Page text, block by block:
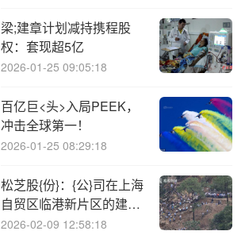
梁;建章计划减持携程股
权：套现超5亿
2026-01-25 09:05:18
百亿巨<头>入局PEEK，
冲击全球第一！
2026-01-25 08:29:18
松芝股{份}：{公}司在上海
自贸区临港新片区的建设
项目旨在满足集团研究开
2026-02-09 12:58:18